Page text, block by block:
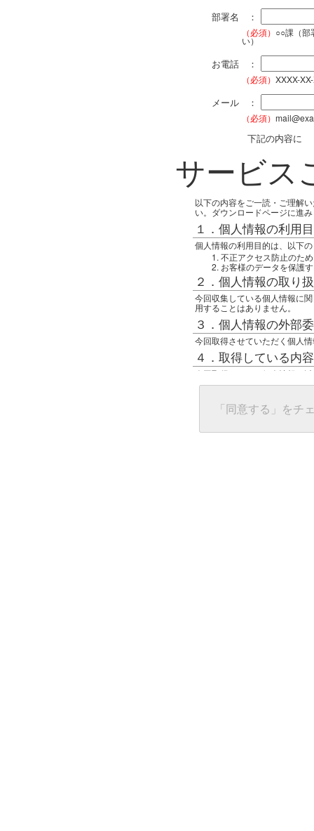
部署名 ：
（必須） ○○課（部
い）
お電話 ：
（必須） XXXX-
メール ：
（必須）
下記の内容に
サービス
以下の内容をご一読・ご理解
い。ダウンロードページに進
１．個人情報の利用
個人情報の利用目的は、以下
不正アクセス防止のため
お客様のデータを保護
２．個人情報の取り
今回収集している個人情報に
用することはありません。
３．個人情報の外部
今回取得させていただく個人
４．取得している内
今回取得している個人情報は
任意の名前
グローバルIPアドレス
接続ホスト情報
５．個人情報に関す
「同意する」をチ